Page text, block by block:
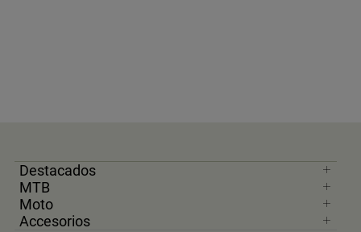
Destacados
MTB
Moto
Accesorios